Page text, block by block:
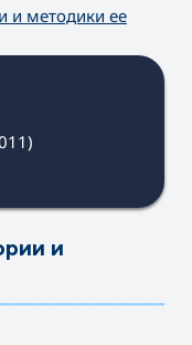
и методики ее
и